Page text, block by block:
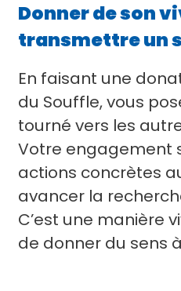
Donner de son
transmettre un
En faisant une
du Souffle, vous
tourné vers les
Votre engagement
actions concrètes
avancer la
C’est une manière
de donner du sens